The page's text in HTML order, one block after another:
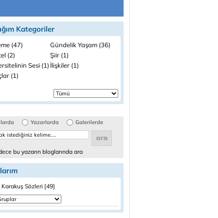
Kategoriler
(47)
Gündelik Yaşam (36)
(2)
Şiir (1)
Sesi (1) İlişkiler (1)
(1)
Yazarlarda Galerilerde
bu yazarın bloglarında ara
Sözleri [49]